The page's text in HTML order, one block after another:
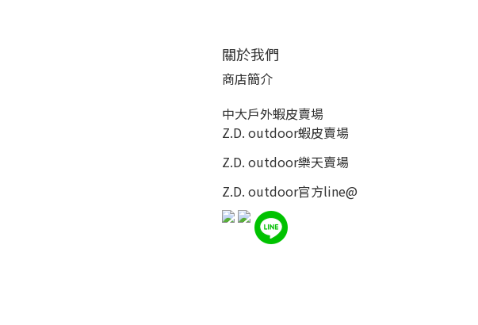
關於我們
商店簡介
中大戶外蝦皮賣場
Z.D. outdoor蝦皮賣場
Z.D. outdoor樂天賣場
Z.D. outdoor官方line@